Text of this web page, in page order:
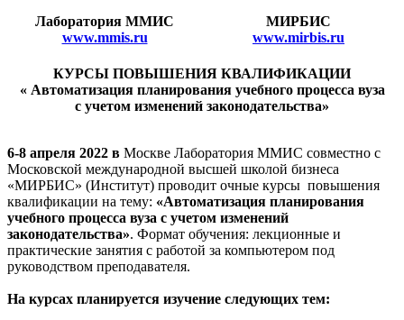
Лаборатория ММИС
www.mmis.ru
МИРБИС
www.mirbis.ru
КУРСЫ ПОВЫШЕНИЯ КВАЛИФИКАЦИИ
« Автоматизация планирования учебного процесса вуза
с учетом изменений законодательства»
6-8 апреля 2022 в Москве Лаборатория ММИС совместно с
Московской международной высшей школой бизнеса
«МИРБИС» (Институт) проводит очные курсы повышения
квалификации на тему: «Автоматизация планирования
учебного процесса вуза с учетом изменений
законодательства». Формат обучения: лекционные и
практические занятия с работой за компьютером под
руководством преподавателя.
На курсах планируется изучение следующих тем: